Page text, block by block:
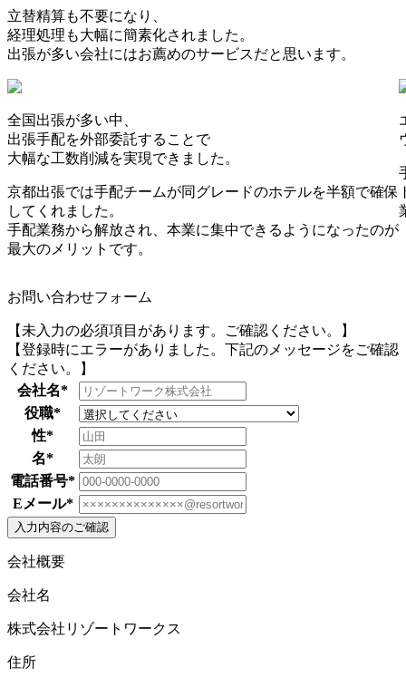
立替精算も不要になり、
経理処理も大幅に簡素化されました。
出張が多い会社にはお薦めのサービスだと思います。
全国出張が多い中、
出張手配を外部委託することで
大幅な工数削減を実現できました。
京都出張では手配チームが同グレードのホテルを半額で確保
してくれました。
手配業務から解放され、本業に集中できるようになったのが
最大のメリットです。
お問い合わせフォーム
【未入力の必須項目があります。ご確認ください。】
【登録時にエラーがありました。下記のメッセージをご確認
ください。】
会社名*
役職*
性*
名*
電話番号*
Eメール*
入力内容のご確認
会社概要
会社名
株式会社リゾートワークス
住所